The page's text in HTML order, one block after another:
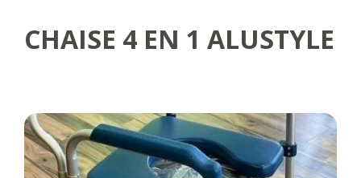
CHAISE 4 EN 1 ALUSTYLE